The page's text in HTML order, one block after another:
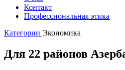
Контакт
Профессиональная этика
Категории Экономика
Для 22 районов